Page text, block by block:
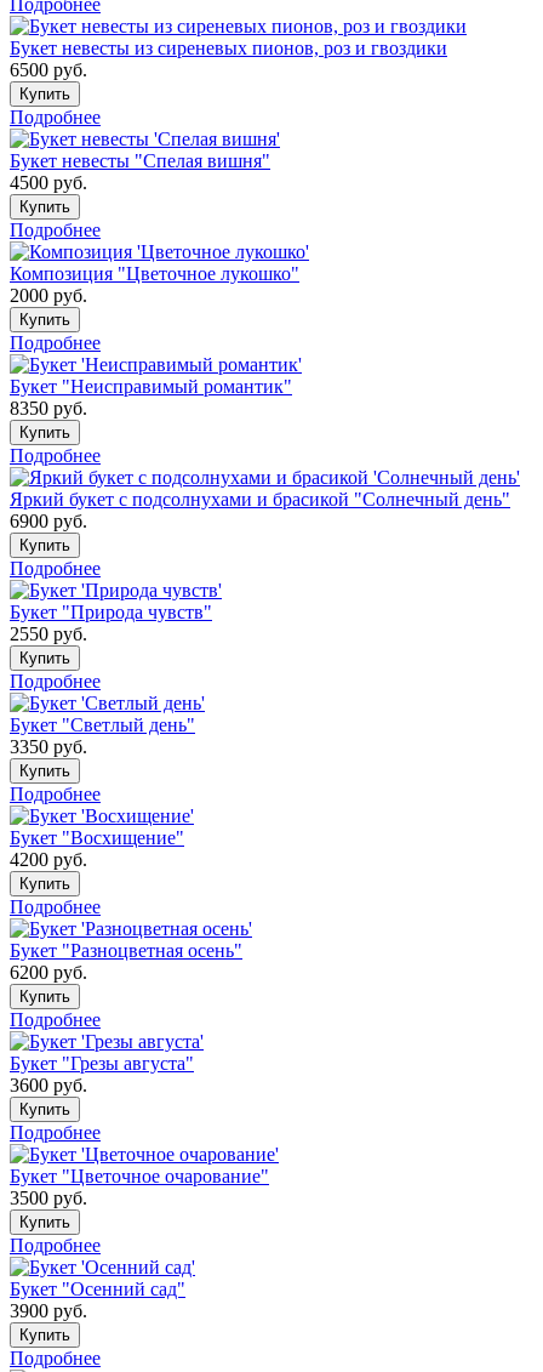
Букет невесты из сиреневых пионов, роз и гвоздики
6500 руб.
Купить
Подробнее
Букет невесты "Спелая вишня"
4500 руб.
Купить
Подробнее
Композиция "Цветочное лукошко"
2000 руб.
Купить
Подробнее
Букет "Неисправимый романтик"
8350 руб.
Купить
Подробнее
Яркий букет с подсолнухами и брасикой "Солнечный день"
6900 руб.
Купить
Подробнее
Букет "Природа чувств"
2550 руб.
Купить
Подробнее
Букет "Светлый день"
3350 руб.
Купить
Подробнее
Букет "Восхищение"
4200 руб.
Купить
Подробнее
Букет "Разноцветная осень"
6200 руб.
Купить
Подробнее
Букет "Грезы августа"
3600 руб.
Купить
Подробнее
Букет "Цветочное очарование"
3500 руб.
Купить
Подробнее
Букет "Осенний сад"
3900 руб.
Купить
Подробнее